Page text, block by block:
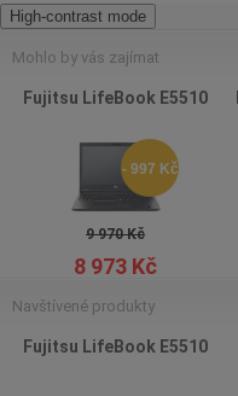
High-contrast mode
Mohlo by vás zajímat
Fujitsu LifeBook E5510
- 997 Kč
9 970 Kč
8 973 Kč
Navštívené produkty
Fujitsu LifeBook E5510